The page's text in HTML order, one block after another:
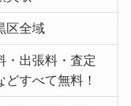
区全域
・出張料・査定
どすべて無料！